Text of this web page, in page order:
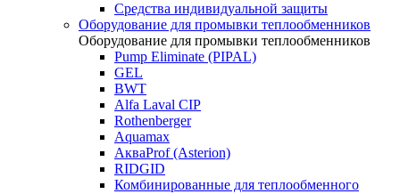
Средства индивидуальной защиты
Оборудование для промывки теплообменников
Оборудование для промывки теплообменников
Pump Eliminate (PIPAL)
GEL
BWT
Alfa Laval CIP
Rothenberger
Aquamax
АкваProf (Asterion)
RIDGID
Комбинированные для теплообменного